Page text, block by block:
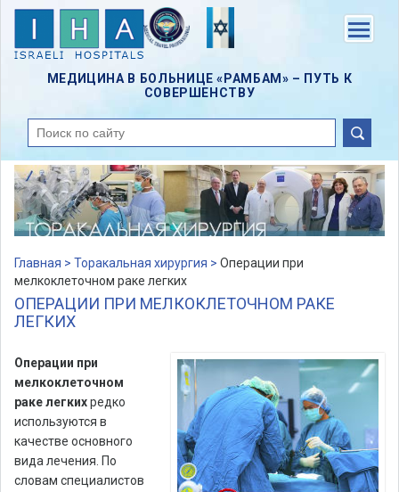
Skip
content
МЕДИЦИНА В БОЛЬНИЦЕ «РАМБАМ» – ПУТЬ К
СОВЕРШЕНСТВУ
поиск
Главная > Торакальная хирургия > Операции при
мелкоклеточном раке легких
ОПЕРАЦИИ ПРИ МЕЛКОКЛЕТОЧНОМ РАКЕ
ЛЕГКИХ
Операции при
мелкоклеточном
раке легкихредко
используются в
качестве основного
вида лечения. По
словам специалистов